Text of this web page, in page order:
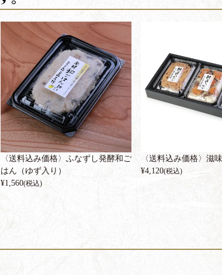
〈送料込み価格〉ふなずし発酵和ご
はん（ゆず入り）
¥1,560(税込)
〈送料込み価格〉滋
¥4,120(税込)